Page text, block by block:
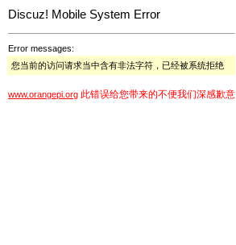
Discuz! Mobile System Error
Error messages:
您当前的访问请求当中含有非法字符，已经被系统拒绝
www.orangepi.org 此错误给您带来的不便我们深感歉意